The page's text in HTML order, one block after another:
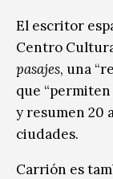
El escritor
Centro
pasajes, una
que
y resumen 20
ciudades.
Carrión es